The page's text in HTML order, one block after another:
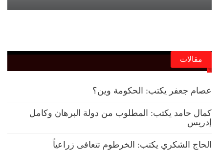
مقالات
عصام جعفر يكتب: الحكومة وين؟
كمال حامد يكتب: المطلوب من دولة البرهان وكامل
إدريس
الحاج الشكري يكتب: الخرطوم تتعافى زراعياً